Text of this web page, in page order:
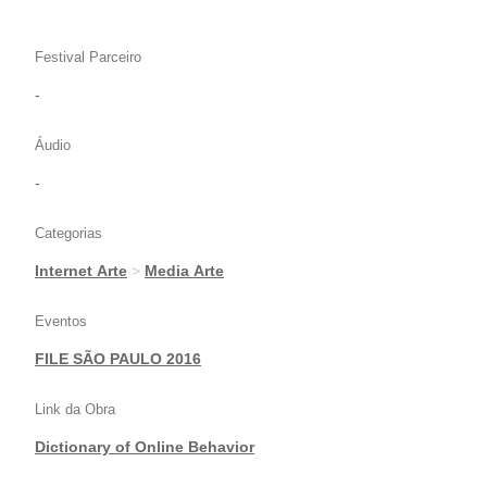
Festival Parceiro
-
Áudio
-
Categorias
Internet Arte > Media Arte
Eventos
FILE SÃO PAULO 2016
Link da Obra
Dictionary of Online Behavior